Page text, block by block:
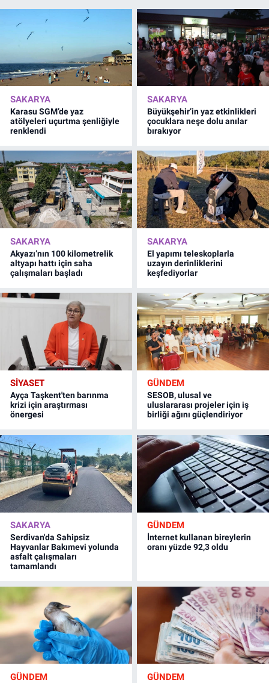
SAKARYA
Karasu SGM’de yaz
atölyeleri uçurtma şenliğiyle
renklendi
SAKARYA
Büyükşehir’in yaz etkinlikleri
çocuklara neşe dolu anılar
bırakıyor
SAKARYA
Akyazı’nın 100 kilometrelik
altyapı hattı için saha
çalışmaları başladı
SAKARYA
El yapımı teleskoplarla
uzayın derinliklerini
keşfediyorlar
SİYASET
Ayça Taşkent'ten barınma
krizi için araştırması
önergesi
GÜNDEM
SESOB, ulusal ve
uluslararası projeler için iş
birliği ağını güçlendiriyor
SAKARYA
Serdivan'da Sahipsiz
Hayvanlar Bakımevi yolunda
asfalt çalışmaları
tamamlandı
GÜNDEM
İnternet kullanan bireylerin
oranı yüzde 92,3 oldu
GÜNDEM GÜNDEM